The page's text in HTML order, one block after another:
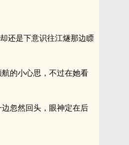
还是下意识往江燧那边瞟
的小心思，不过在她看
忽然回头，眼神定在后